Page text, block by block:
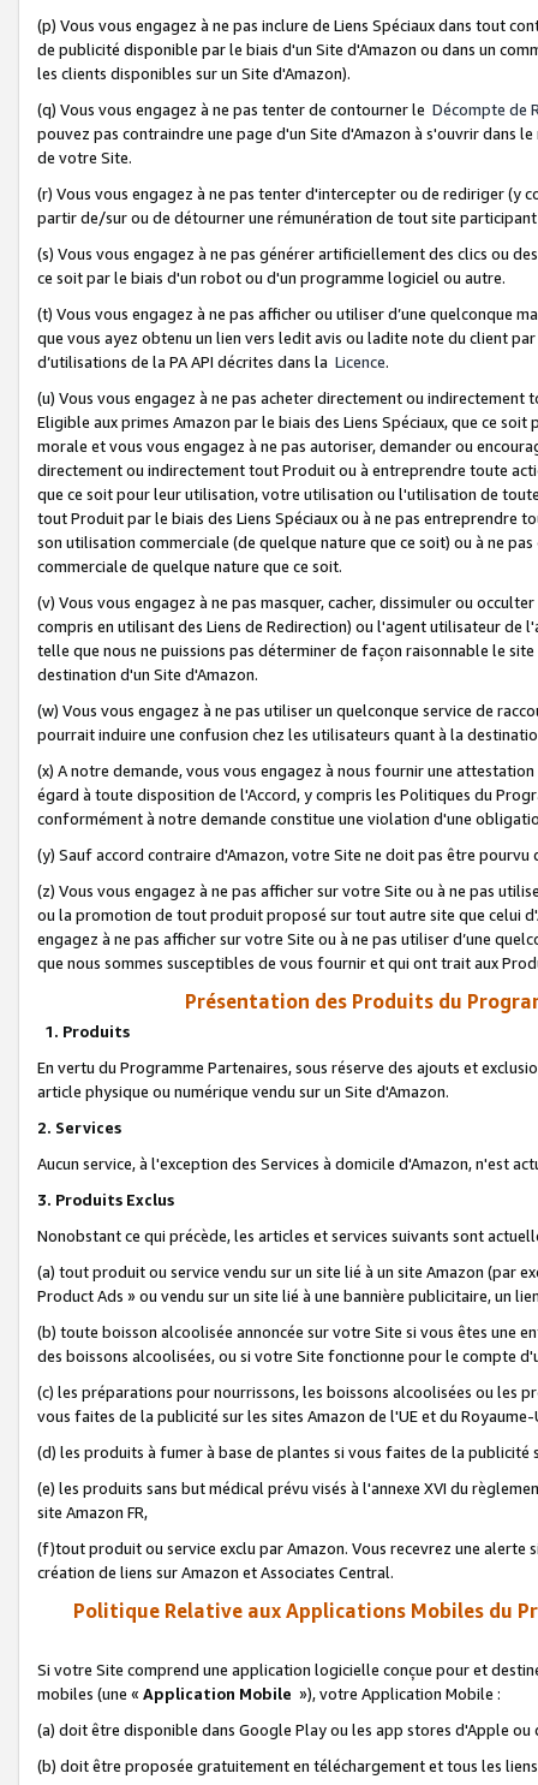
(p) Vous vous engagez à ne pas inclure de Liens Spéciaux dans tout
de publicité disponible par le biais d'un Site d'Amazon ou dans un
les clients disponibles sur un Site d'Amazon).
(q) Vous vous engagez à ne pas tenter de contourner le Décompte de
pouvez pas contraindre une page d'un Site d'Amazon à s'ouvrir dans
de votre Site.
(r) Vous vous engagez à ne pas tenter d'intercepter ou de rediriger
partir de/sur ou de détourner une rémunération de tout site
(s) Vous vous engagez à ne pas générer artificiellement des clics ou
ce soit par le biais d'un robot ou d'un programme logiciel ou autre.
(t) Vous vous engagez à ne pas afficher ou utiliser d’une quelconque
que vous ayez obtenu un lien vers ledit avis ou ladite note du client
d’utilisations de la PA API décrites dans la Licence.
(u) Vous vous engagez à ne pas acheter directement ou
Eligible aux primes Amazon par le biais des Liens Spéciaux, que ce
morale et vous vous engagez à ne pas autoriser, demander ou
directement ou indirectement tout Produit ou à entreprendre toute
que ce soit pour leur utilisation, votre utilisation ou l'utilisation de
tout Produit par le biais des Liens Spéciaux ou à ne pas entreprendre
son utilisation commerciale (de quelque nature que ce soit) ou à ne
commerciale de quelque nature que ce soit.
(v) Vous vous engagez à ne pas masquer, cacher, dissimuler ou
compris en utilisant des Liens de Redirection) ou l'agent utilisateur
telle que nous ne puissions pas déterminer de façon raisonnable le
destination d'un Site d'Amazon.
(w) Vous vous engagez à ne pas utiliser un quelconque service de
pourrait induire une confusion chez les utilisateurs quant à la
(x) A notre demande, vous vous engagez à nous fournir une
égard à toute disposition de l'Accord, y compris les Politiques du
conformément à notre demande constitue une violation d'une
(y) Sauf accord contraire d'Amazon, votre Site ne doit pas être
(z) Vous vous engagez à ne pas afficher sur votre Site ou à ne pas
ou la promotion de tout produit proposé sur tout autre site que celui
engagez à ne pas afficher sur votre Site ou à ne pas utiliser d’une
que nous sommes susceptibles de vous fournir et qui ont trait aux
Présentation des Produits du
1. Produits
En vertu du Programme Partenaires, sous réserve des ajouts et
article physique ou numérique vendu sur un Site d'Amazon.
2. Services
Aucun service, à l'exception des Services à domicile d'Amazon, n'est
3. Produits Exclus
Nonobstant ce qui précède, les articles et services suivants sont
(a) tout produit ou service vendu sur un site lié à un site Amazon (par
Product Ads » ou vendu sur un site lié à une bannière publicitaire, un
(b) toute boisson alcoolisée annoncée sur votre Site si vous êtes une
des boissons alcoolisées, ou si votre Site fonctionne pour le compte
(c) les préparations pour nourrissons, les boissons alcoolisées ou les
vous faites de la publicité sur les sites Amazon de l'UE et du Royaume-
(d) les produits à fumer à base de plantes si vous faites de la publicité
(e) les produits sans but médical prévu visés à l'annexe XVI du
site Amazon FR,
(f)tout produit ou service exclu par Amazon. Vous recevrez une alerte
création de liens sur Amazon et Associates Central.
Politique Relative aux Applications Mobiles du
Si votre Site comprend une application logicielle conçue pour et
mobiles (une « Application Mobile »), votre Application Mobile :
(a) doit être disponible dans Google Play ou les app stores d'Apple ou
(b) doit être proposée gratuitement en téléchargement et tous les